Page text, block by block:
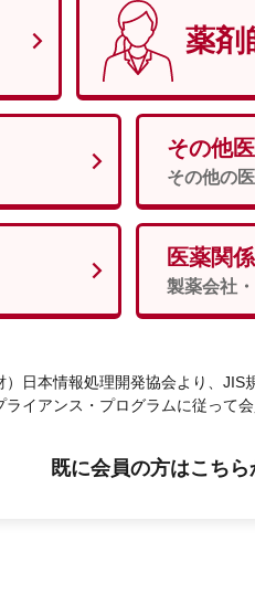
薬剤
その他
その他の
医薬関
製薬会社
日本情報処理開発協会より、JIS
イアンス・プログラムに従って
既に会員の方はこち
※半角数字8文字で入力して
男性 女性
次へ